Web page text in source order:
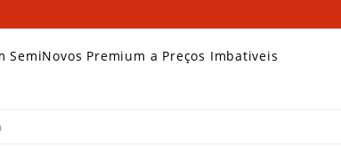
SemiNovos Premium a Preços Imbativeis